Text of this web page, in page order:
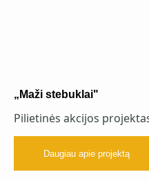
„Maži stebuklai"
Pilietinės akcijos
Daugiau apie projektą